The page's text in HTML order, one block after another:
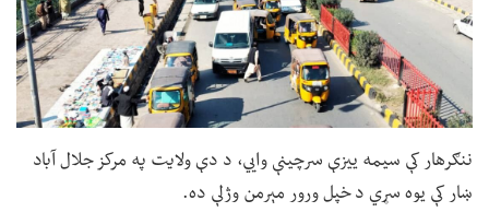
ننګرهار کې سیمه ییزې سرچینې وايي، د دې ولایت په مرکز جلال آباد
ښار کې یوه سړي د خپل ورور مېرمن وژلې ده.